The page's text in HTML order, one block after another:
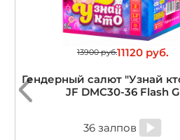
13900 руб.11120 руб.
Гендерный салют "Узнай
JF DMC30-36 Flash G
36 залпов